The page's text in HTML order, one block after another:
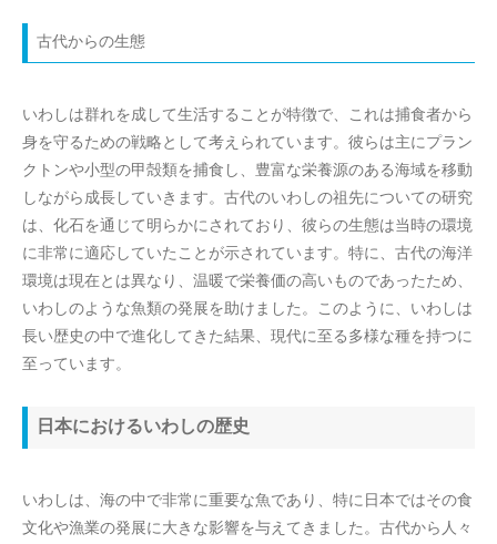
古代からの生態
いわしは群れを成して生活することが特徴で、これは捕食者から
身を守るための戦略として考えられています。彼らは主にプラン
クトンや小型の甲殻類を捕食し、豊富な栄養源のある海域を移動
しながら成長していきます。古代のいわしの祖先についての研究
は、化石を通じて明らかにされており、彼らの生態は当時の環境
に非常に適応していたことが示されています。特に、古代の海洋
環境は現在とは異なり、温暖で栄養価の高いものであったため、
いわしのような魚類の発展を助けました。このように、いわしは
長い歴史の中で進化してきた結果、現代に至る多様な種を持つに
至っています。
日本におけるいわしの歴史
いわしは、海の中で非常に重要な魚であり、特に日本ではその食
文化や漁業の発展に大きな影響を与えてきました。古代から人々